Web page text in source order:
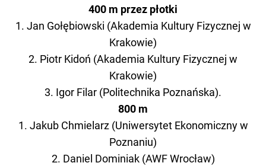
400 m przez płotki
1. Jan Gołębiowski (Akademia Kultury Fizycznej w
Krakowie)
2. Piotr Kidoń (Akademia Kultury Fizycznej w
Krakowie)
3. Igor Filar (Politechnika Poznańska).
800 m
1. Jakub Chmielarz (Uniwersytet Ekonomiczny w
Poznaniu)
2. Daniel Dominiak (AWF Wrocław)